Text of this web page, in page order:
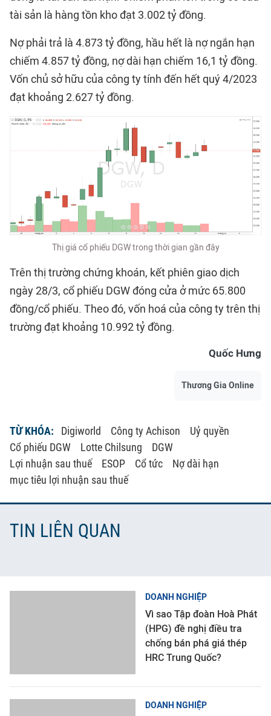
tài sản là hàng tồn kho đạt 3.002 tỷ đồng.
Nợ phải trả là 4.873 tỷ đồng, hầu hết là nợ ngắn hạn
chiếm 4.857 tỷ đồng, nợ dài hạn chiếm 16,1 tỷ đồng.
Vốn chủ sở hữu của công ty tính đến hết quý 4/2023
đạt khoảng 2.627 tỷ đồng.
Thị giá cổ phiếu DGW trong thời gian gần đây
Trên thị trường chứng khoán, kết phiên giao dịch
ngày 28/3, cổ phiếu DGW đóng cửa ở mức 65.800
đồng/cổ phiếu. Theo đó, vốn hoá của công ty trên thị
trường đạt khoảng 10.992 tỷ đồng.
Quốc Hưng
Thương Gia Online
TỪ KHÓA: Digiworld Công ty Achison
Uỷ quyền
Cổ phiếu DGW
Lotte Chilsung
DGW
Lợi nhuận sau thuế
ESOP Cổ tức
Nợ dài hạn
mục tiêu lợi nhuận sau thuế
TIN LIÊN QUAN
DOANH NGHIỆP
Vì sao Tập đoàn Hoà Phát
(HPG) đề nghị điều tra
chống bán phá giá thép
HRC Trung Quốc?
DOANH NGHIỆP